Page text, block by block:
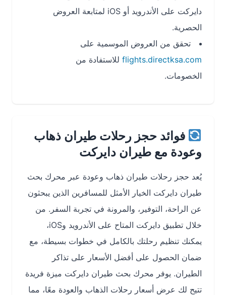
دايركت على الأندرويد أو iOS لمتابعة العروض
الحصرية.
تحقق من العروض الموسمية على
flights.directksa.comللاستفادة من
الخصومات.
فوائد حجز رحلات طيران ذهاب
وعودة مع طيران دايركت
يُعد حجز رحلات طيران ذهاب وعودة عبر محرك بحث
طيران دايركت الخيار الأمثل للمسافرين الذين يبحثون
عن الراحة، التوفير، والمرونة في تجربة السفر. من
يمكنك تنظيم رحلتك بالكامل في خطوات بسيطة، مع
ضمان الحصول على أفضل الأسعار على تذاكر
الطيران. يوفر محرك بحث طيران دايركت ميزة فريدة
تتيح لك عرض أسعار رحلات الذهاب والعودة معًا، مما